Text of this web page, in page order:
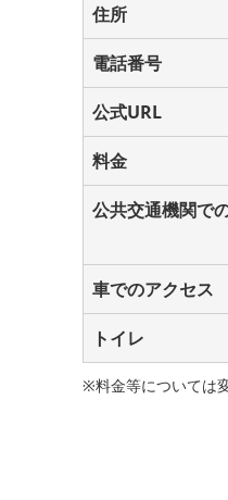
住所
電話番号
公式URL
料金
公共交通機関で
車でのアクセス
トイレ
※料金等については